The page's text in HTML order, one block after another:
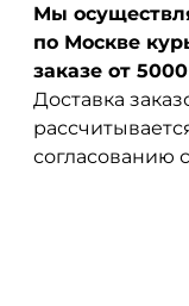
Мы
по Москве
заказе от
Доставка
согласованию